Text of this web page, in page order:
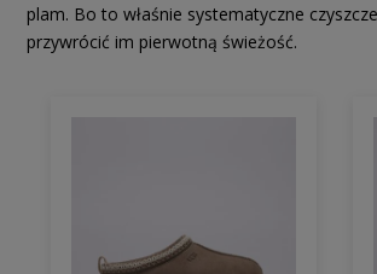
plam. Bo to właśnie systematyczne
przywrócić im pierwotną świeżość.